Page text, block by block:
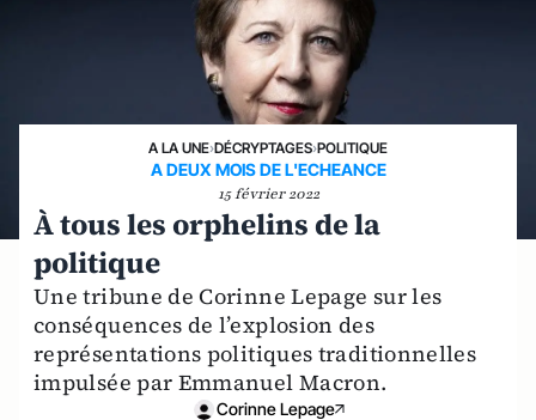
A LA UNE›DÉCRYPTAGES›POLITIQUE
A DEUX MOIS DE L'ECHEANCE
15 février 2022
À tous les orphelins de la
politique
Une tribune de Corinne Lepage sur les
conséquences de l’explosion des
représentations politiques traditionnelles
impulsée par Emmanuel Macron.
Corinne Lepage